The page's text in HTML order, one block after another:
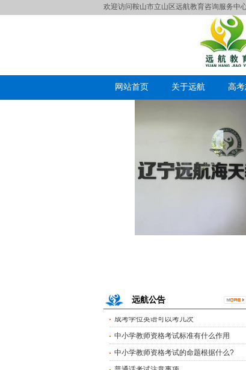
欢迎访问鞍山市立山区远航教育咨询服务中
网站首页 关于远航 高
远航公告
网络教育的优势有哪些？
成考学位英语可以考几次
中小学教师资格考试标准有什么作用
中小学教师资格考试的命题根据什么?
普通话考试注意事项